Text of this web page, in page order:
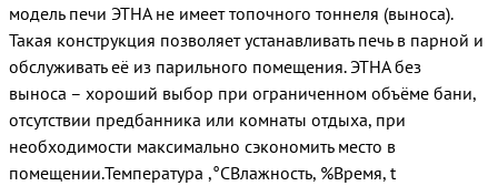
модель печи ЭТНА не имеет топочного тоннеля (выноса).
Такая конструкция позволяет устанавливать печь в парной и
обслуживать её из парильного помещения. ЭТНА без
выноса – хороший выбор при ограниченном объёме бани,
отсутствии предбанника или комнаты отдыха, при
необходимости максимально сэкономить место в
помещении.Температура ,°СВлажность, %Время, t